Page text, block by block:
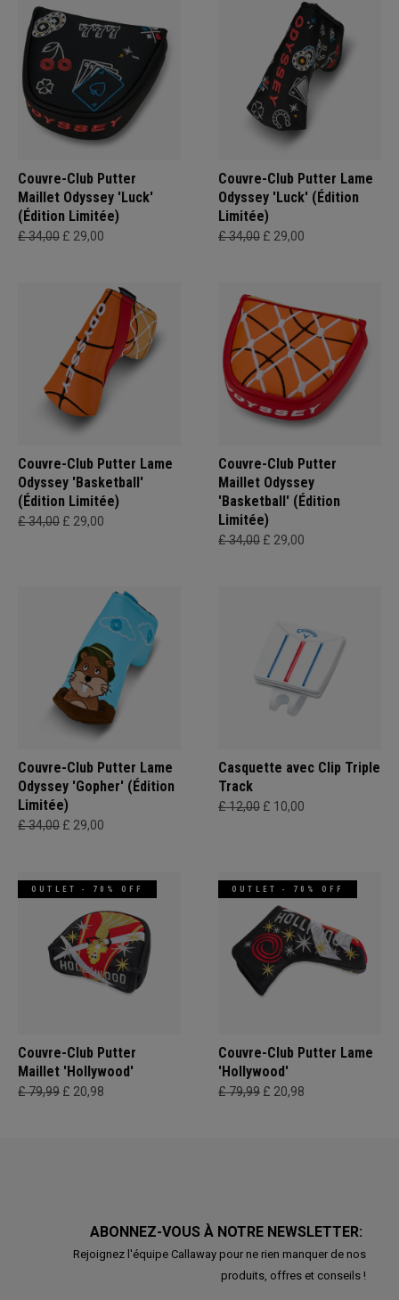
Couvre-Club Putter
Maillet Odyssey 'Luck'
(Édition Limitée)
£ 34,00 £ 29,00
Couvre-Club Putter Lame
Odyssey 'Luck' (Édition
Limitée)
£ 34,00 £ 29,00
Couvre-Club Putter Lame
Odyssey 'Basketball'
(Édition Limitée)
£ 34,00 £ 29,00
Couvre-Club Putter
Maillet Odyssey
'Basketball' (Édition
Limitée)
£ 34,00 £ 29,00
Couvre-Club Putter Lame
Odyssey 'Gopher' (Édition
Limitée)
£ 34,00 £ 29,00
Casquette avec Clip Triple
Track
£ 12,00 £ 10,00
OUTLET - 70% OFF
Couvre-Club Putter
Maillet 'Hollywood'
£ 79,99 £ 20,98
OUTLET - 70% OFF
Couvre-Club Putter Lame
'Hollywood'
£ 79,99 £ 20,98
ABONNEZ-VOUS À NOTRE NEWSLETTER:
Rejoignez l'équipe Callaway pour ne rien manquer de nos
produits, offres et conseils !